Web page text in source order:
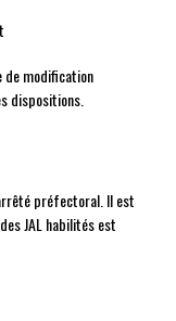
de modification
dispositions.
préfectoral. Il est
JAL habilités est